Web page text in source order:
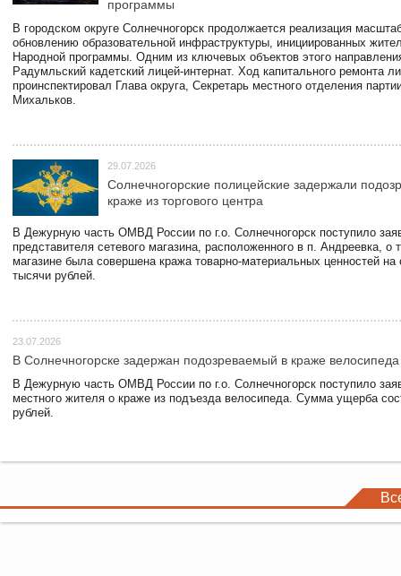
программы
В городском округе Солнечногорск продолжается реализация
обновлению образовательной инфраструктуры, инициированных
Народной программы. Одним из ключевых объектов этого
Радумльский кадетский лицей-интернат. Ход капитального ремонта
проинспектировал Глава округа, Секретарь местного отделения
Михальков.
29.07.2026
Солнечногорские полицейские задержали
краже из торгового центра
В Дежурную часть ОМВД России по г.о. Солнечногорск поступило
представителя сетевого магазина, расположенного в п. Андреевка, о
магазине была совершена кража товарно-материальных ценностей
тысячи рублей.
23.07.2026
В Солнечногорске задержан подозреваемый в краже велосипеда
В Дежурную часть ОМВД России по г.о. Солнечногорск поступило
местного жителя о краже из подъезда велосипеда. Сумма ущерба
рублей.